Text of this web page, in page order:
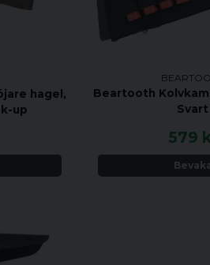
hagel,
up
Beartooth
Svart
579